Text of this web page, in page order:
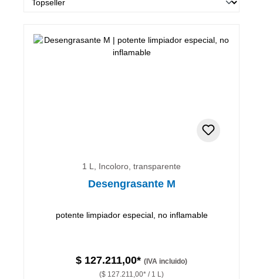
1 L, Incoloro, transparente
Desengrasante M
potente limpiador especial, no inflamable
$ 127.211,00* (IVA incluido)
($ 127.211,00* / 1 L)